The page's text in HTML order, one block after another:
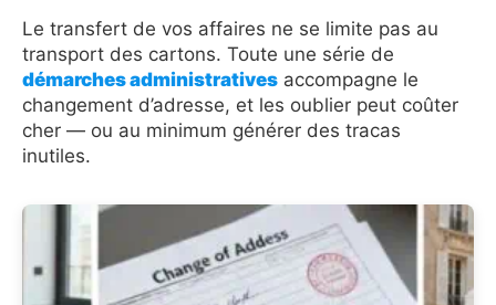
Le transfert de vos affaires ne se limite pas au
transport des cartons. Toute une série de
démarches administratives accompagne le
changement d’adresse, et les oublier peut coûter
cher — ou au minimum générer des tracas
inutiles.